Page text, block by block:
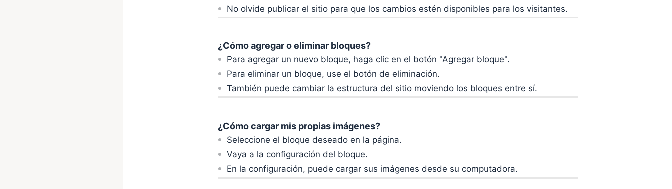
No olvide publicar el sitio para que los cambios estén disponibles para los visitantes.
¿Cómo agregar o eliminar bloques?
Para agregar un nuevo bloque, haga clic en el botón "Agregar bloque".
Para eliminar un bloque, use el botón de eliminación.
También puede cambiar la estructura del sitio moviendo los bloques entre sí.
¿Cómo cargar mis propias imágenes?
Seleccione el bloque deseado en la página.
Vaya a la configuración del bloque.
En la configuración, puede cargar sus imágenes desde su computadora.